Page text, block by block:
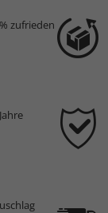
zufrieden